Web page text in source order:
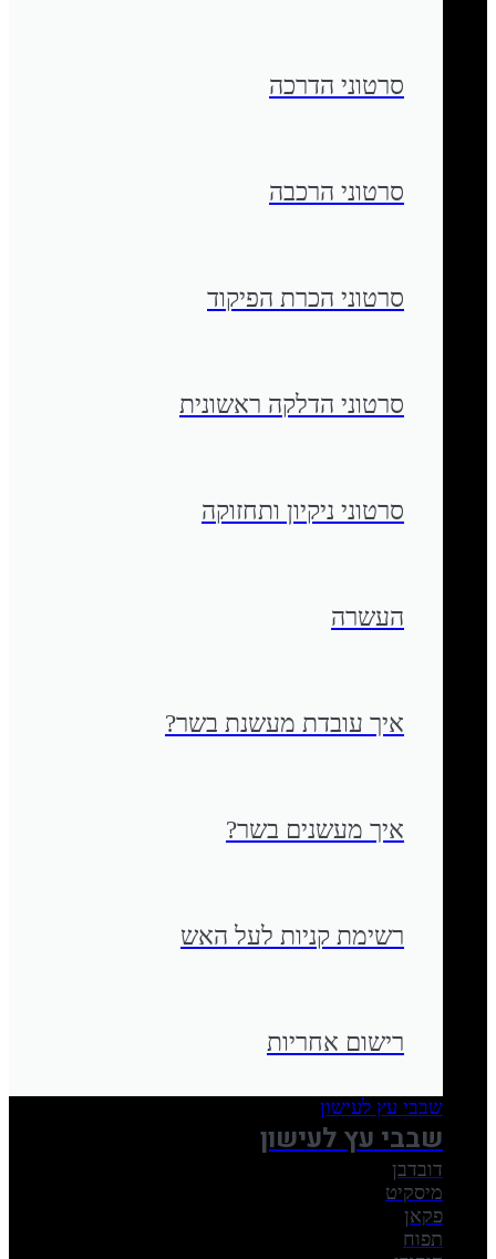
סרטוני הדרכה
סרטוני הרכבה
סרטוני הכרת הפיקוד
סרטוני הדלקה ראשונית
סרטוני ניקיון ותחזוקה
העשרה
איך עובדת מעשנת בשר?
איך מעשנים בשר?
רשימת קניות לעל האש
רישום אחריות
שבבי עץ לעישון
שבבי עץ לעישון
דובדבן
מיסקיט
פקאן
תפוח